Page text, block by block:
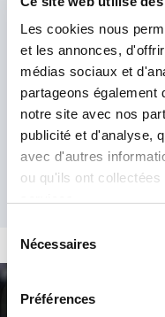
Les cookies nous
et les annonces,
médias sociaux et
partageons également
notre site avec nos
publicité et d'analyse,
avec d'autres
ou qu'ils ont
Nécessaires
Préférences
Ich habe die